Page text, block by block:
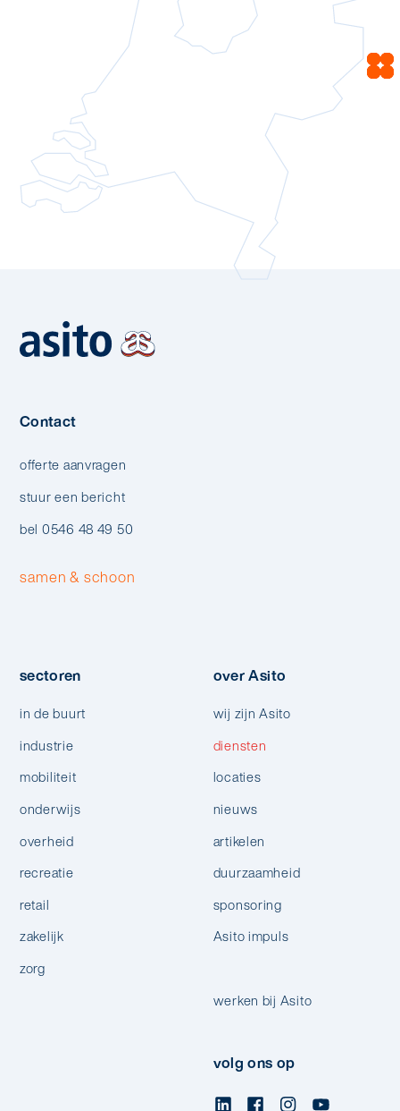
Contact
offerte aanvragen
stuur een bericht
bel 0546 48 49 50
samen & schoon
sectoren
in de buurt
industrie
mobiliteit
onderwijs
overheid
recreatie
retail
zakelijk
zorg
over Asito
wij zijn Asito
diensten
locaties
nieuws
artikelen
duurzaamheid
sponsoring
Asito impuls
werken bij Asito
volg ons op